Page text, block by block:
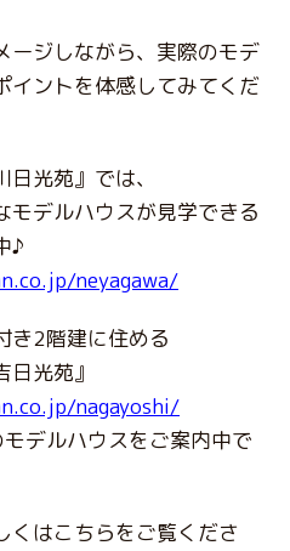
ージしながら、実際のモデ
イントを体感してみてくだ
光苑』では、
モデルハウスが見学できる
♪
neyagawa/
き2階建に住める
日光苑』
nagayoshi/
デルハウスをご案内中で
くはこちらをご覧くださ